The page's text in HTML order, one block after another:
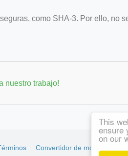
This
ensure
on our
como SHA-3. Por ello, no
nuestro trabajo!
Convertidor de moneda